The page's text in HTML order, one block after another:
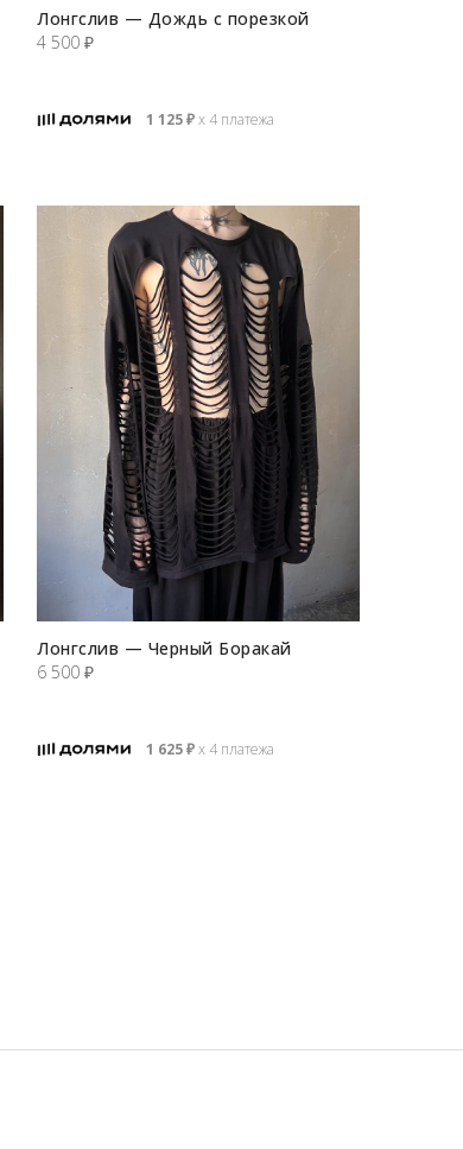
Лонгслив — Дождь с порезкой
4 500₽
1 125₽х 4 платежа
Лонгслив — Черный Боракай
6 500₽
1 625₽х 4 платежа